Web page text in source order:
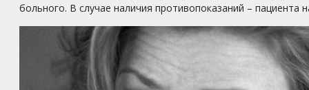
больного. В случае наличия противопоказаний – пациента